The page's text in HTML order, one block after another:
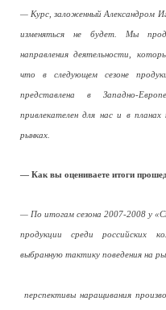
— Курс, заложенный Александром
изменяться не будет. Мы
направления деятельности,
что в следующем сезоне
представлена в Западно-
привлекателен для нас и в
рынках.
— Как вы оцениваете итоги
— По итогам сезона 2007-2008 у
продукции среди российских
выбранную тактику поведения на
перспективы наращивания